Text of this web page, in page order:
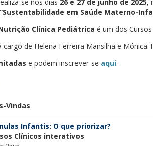
em Saúde Materno-
Clínica Pediátrica é um dos
cargo de Helena Ferreira Mansilha e Mónica
e podem inscrever-se aqui.
Vindas
Infantis: O que priorizar?
Clínicos interativos